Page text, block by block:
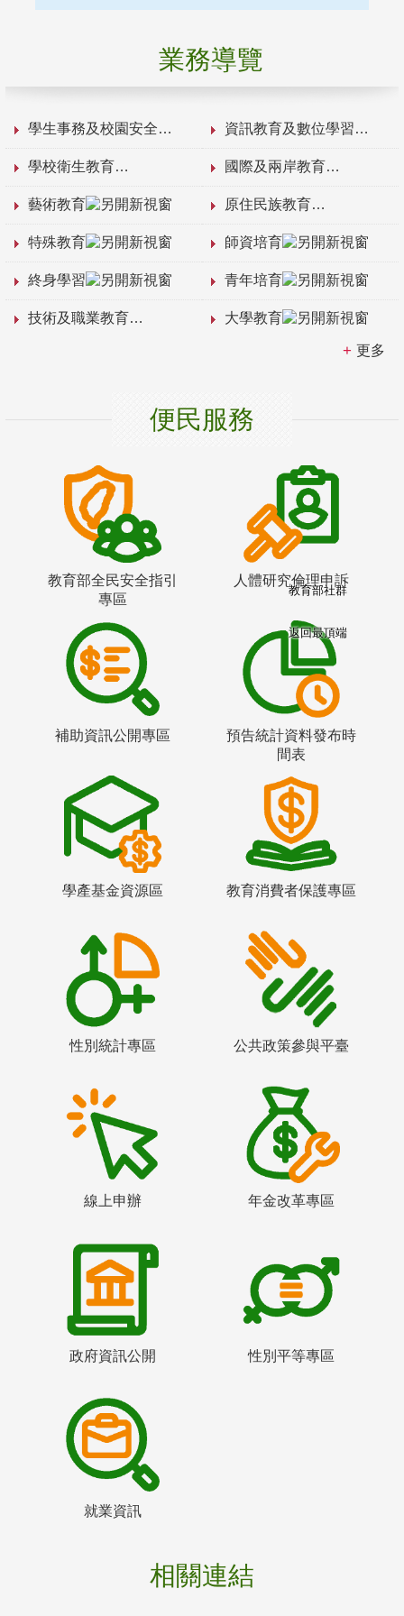
業務導覽
學生事務及校園安全 資訊教育及數位學習
學校衛生教育 國際及兩岸教育
藝術教育 原住民族教育
特殊教育 師資培育
終身學習 青年培育
技術及職業教育 大學教育
更多
便民服務
教育部全民安全指引
專區
人體研究倫理申訴
補助資訊公開專區
預告統計資料發布時
間表
學產基金資源區 教育消費者保護專區
性別統計專區 公共政策參與平臺
線上申辦 年金改革專區
政府資訊公開 性別平等專區
就業資訊
相關連結
教育部社群
返回最頂端